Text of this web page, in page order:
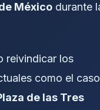
México durante
reivindicar los
como el caso
de las Tres